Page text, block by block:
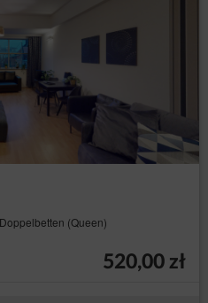
(Queen)
520,00 zł